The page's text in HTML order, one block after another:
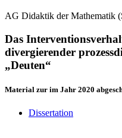
AG Didaktik der Mathematik
Das
divergierender
„Deuten“
Material zur im Jahr 2020
Dissertation